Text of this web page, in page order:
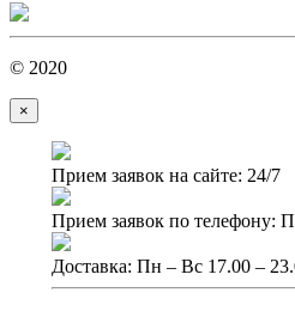
© 2020
×
Прием заявок на сайте: 24/7
Прием заявок по телефону:
Доставка: Пн – Вс 17.00 –